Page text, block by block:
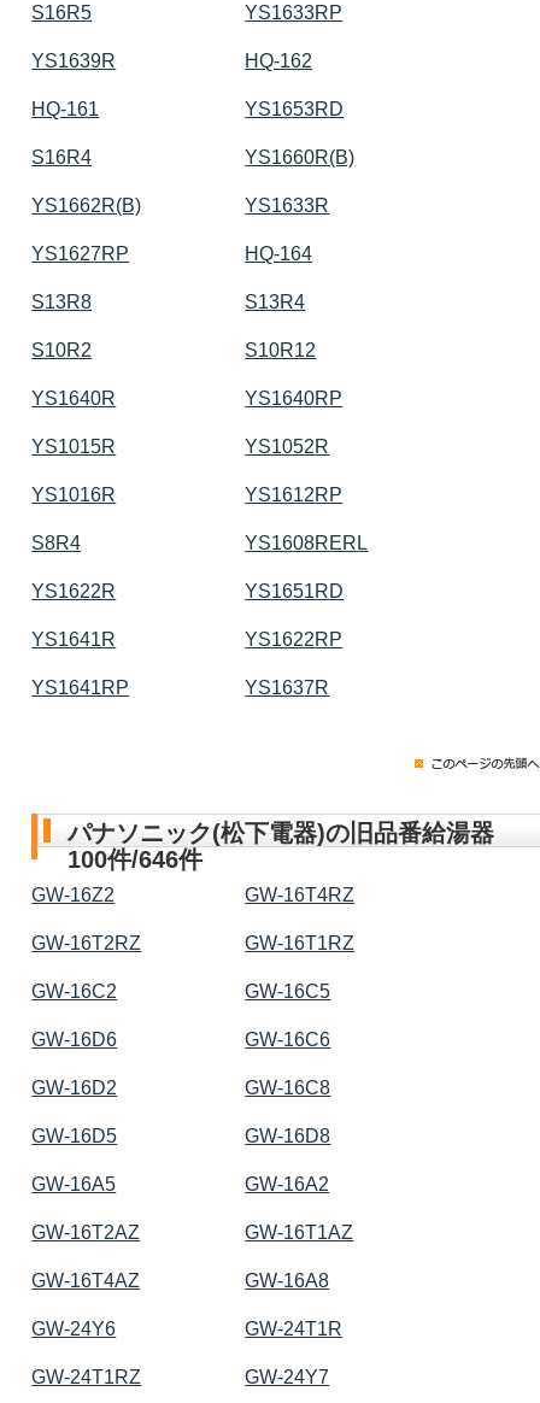
S16R5 YS1633RP
YS1639R HQ-162
HQ-161 YS1653RD
S16R4 YS1660R(B)
YS1662R(B) YS1633R
YS1627RP HQ-164
S13R8 S13R4
S10R2 S10R12
YS1640R YS1640RP
YS1015R YS1052R
YS1016R YS1612RP
S8R4 YS1608RERL
YS1622R YS1651RD
YS1641R YS1622RP
YS1641RP YS1637R
パナソニック(松下電器)の旧品番給湯器
100件/646件
GW-16Z2 GW-16T4RZ
GW-16T2RZ GW-16T1RZ
GW-16C2 GW-16C5
GW-16D6 GW-16C6
GW-16D2 GW-16C8
GW-16D5 GW-16D8
GW-16A5 GW-16A2
GW-16T2AZ GW-16T1AZ
GW-16T4AZ GW-16A8
GW-24Y6 GW-24T1R
GW-24T1RZ GW-24Y7